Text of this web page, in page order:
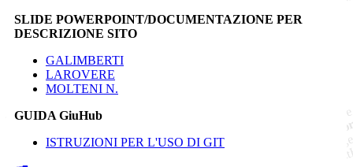
SLIDE POWERPOINT/DOCUMENTAZIONE PER
DESCRIZIONE SITO
GALIMBERTI
LAROVERE
MOLTENI N.
GUIDA GiuHub
ISTRUZIONI PER L'USO DI GIT